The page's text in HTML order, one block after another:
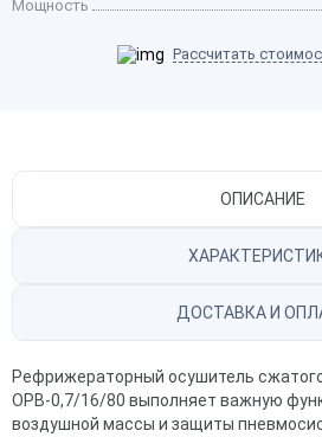
Мощность
Рассчитать
ОПИСАНИЕ
ДОСТАВКА И
Рефрижераторный осушитель
ОРВ-0,7/16/80 выполняет важную
воздушной массы и защиты